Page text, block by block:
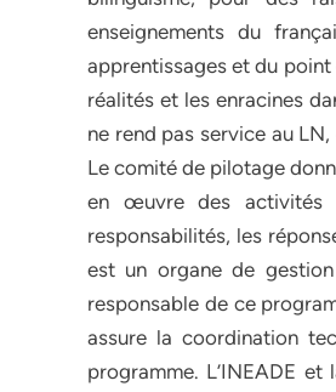
enseignements du
apprentissages et du
réalités et les enracines
ne rend pas service au
Le comité de pilotage
en œuvre des activités
responsabilités, les
est un organe de
responsable de ce
assure la coordination
programme. L’INEADE